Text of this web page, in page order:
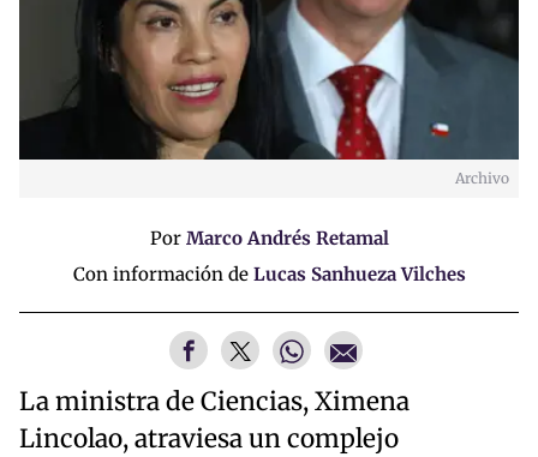
Archivo
Por Marco Andrés Retamal
Con información de Lucas Sanhueza Vilches
La ministra de Ciencias, Ximena
Lincolao, atraviesa un complejo